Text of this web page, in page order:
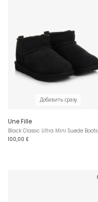
Добавить сразу
Une Fille
Black Classic Ultra Mini Suede Boots
100,00 £